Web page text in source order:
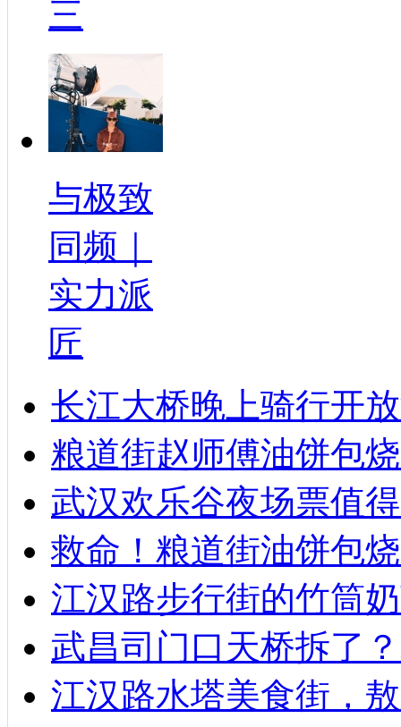
三
与极致
同频｜
实力派
匠
长江大桥晚上骑行开
粮道街赵师傅油饼包
武汉欢乐谷夜场票值
救命！粮道街油饼包
江汉路步行街的竹筒
武昌司门口天桥拆了
江汉路水塔美食街，